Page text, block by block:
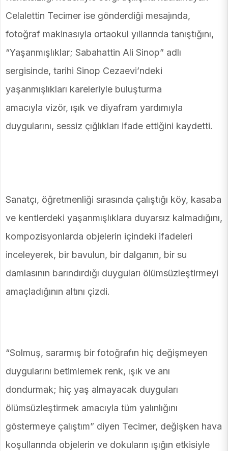
Celalettin Tecimer ise gönderdiği mesajında,
fotoğraf makinasıyla ortaokul yıllarında tanıştığını,
“Yaşanmışlıklar; Sabahattin Ali Sinop” adlı
sergisinde, tarihi Sinop Cezaevi’ndeki
yaşanmışlıkları kareleriyle buluşturma
amacıyla vizör, ışık ve diyafram yardımıyla
duygularını, sessiz çığlıkları ifade ettiğini kaydetti.
Sanatçı, öğretmenliği sırasında çalıştığı köy, kasaba
ve kentlerdeki yaşanmışlıklara duyarsız kalmadığını,
kompozisyonlarda objelerin içindeki ifadeleri
inceleyerek, bir bavulun, bir dalganın, bir su
damlasının barındırdığı duyguları ölümsüzleştirmeyi
amaçladığının altını çizdi.
“Solmuş, sararmış bir fotoğrafın hiç değişmeyen
duygularını betimlemek renk, ışık ve anı
dondurmak; hiç yaş almayacak duyguları
ölümsüzleştirmek amacıyla tüm yalınlığını
göstermeye çalıştım” diyen Tecimer, değişken hava
koşullarında objelerin ve dokuların ışığın etkisiyle